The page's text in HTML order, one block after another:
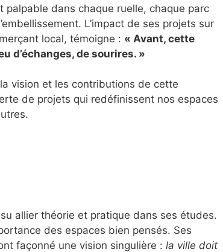
palpable dans chaque ruelle, chaque parc
L’impact de ses projets sur
local, témoigne : « Avant, cette
d’échanges, de sourires. »
vision et les contributions de cette
de projets qui redéfinissent nos espaces
allier théorie et pratique dans ses études.
des espaces bien pensés. Ses
façonné une vision singulière : la ville doit